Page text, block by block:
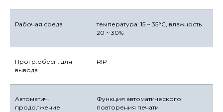
Рабочая среда
температура: 15 ~ 35°C, влажность
20 ~ 30%
Прогр.обесп. для
вывода
RIP
Автоматич.
продолжение
Функция автоматического
повторения печати